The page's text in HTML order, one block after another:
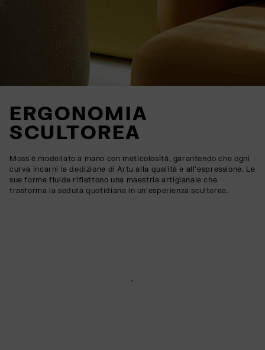
ERGONOMIA
SCULTOREA
Moss è modellato a mano con meticolosità, garantendo che ogni
curva incarni la dedizione di Artu alla qualità e all'espressione. Le
sue forme fluide riflettono una maestria artigianale che
trasforma la seduta quotidiana in un'esperienza scultorea.